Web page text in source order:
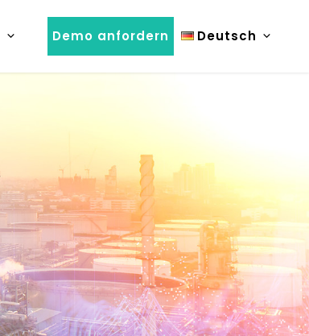
Demo anfordern Deutsch